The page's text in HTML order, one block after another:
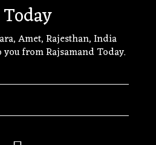
Amet, Rajesthan, India
from Rajsamand Today.